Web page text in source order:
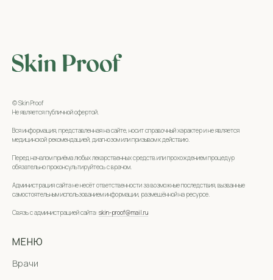
© Skin Proof
Не является публичной офертой.
Вся информация, представленная на сайте, носит справочный характер и не является
медицинской рекомендацией, диагнозом или призывом к действию.
Перед началом приёма любых лекарственных средств или прохождением процедур
обязательно проконсультируйтесь с врачом.
Администрация сайта не несёт ответственности за возможные последствия, вызванные
самостоятельным использованием информации, размещённой на ресурсе.
Связь с администрацией сайта: skin-proof@mail.ru
МЕНЮ
Врачи